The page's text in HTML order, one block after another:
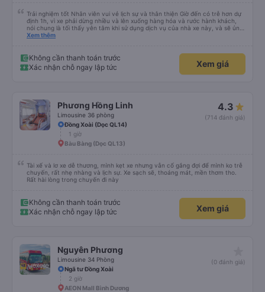
Trải nghiệm tốt Nhân viên vui vẻ lịch sự và thân thiện Giờ đến có trễ hơn dự
định 1h, vì xe phải dừng nhiều và lên xuống hàng hóa và rước hành khách,
nói chung là tối thấy yên tâm khi sử dụng dịch vụ của nhà xe này, và sẽ ủng
hộ và giới thiệu cho người thân sử dụng dịch vụ của nhà xe này
Xem thêm
Không cần thanh toán trước
Xác nhận chỗ ngay lập tức
Xem giá
Phương Hồng Linh
Limousine 36 phòng
4.3
(714 đánh giá)
Đồng Xoài (Dọc QL14)
1 giờ
Bàu Bàng (Dọc QL13)
Tài xế và lơ xe dễ thương, mình kẹt xe nhưng vẫn cố gắng đợi để mình ko trễ
chuyến, rất nhẹ nhàng và lịch sự. Xe sạch sẽ, thoáng mát, mền thơm tho.
Rất hài lòng trong chuyến đi này
Không cần thanh toán trước
Xác nhận chỗ ngay lập tức
Xem giá
Nguyên Phương
Limousine 34 Phòng
(0 đánh giá)
Ngã tư Đồng Xoài
2 giờ
AEON Mall Bình Dương